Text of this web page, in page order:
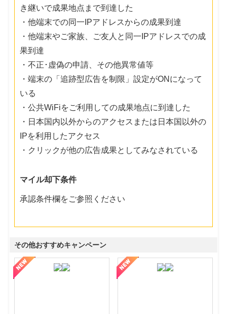
き継いで成果地点まで到達した
・他端末での同一IPアドレスからの成果到達
・他端末やご家族、ご友人と同一IPアドレスでの成
果到達
・不正･虚偽の申請、その他異常値等
・端末の「追跡型広告を制限」設定がONになって
いる
・公共WiFiをご利用しての成果地点に到達した
・日本国内以外からのアクセスまたは日本国以外の
IPを利用したアクセス
・クリックが他の広告成果としてみなされている
マイル却下条件
承認条件欄をご参照ください
その他おすすめキャンペーン